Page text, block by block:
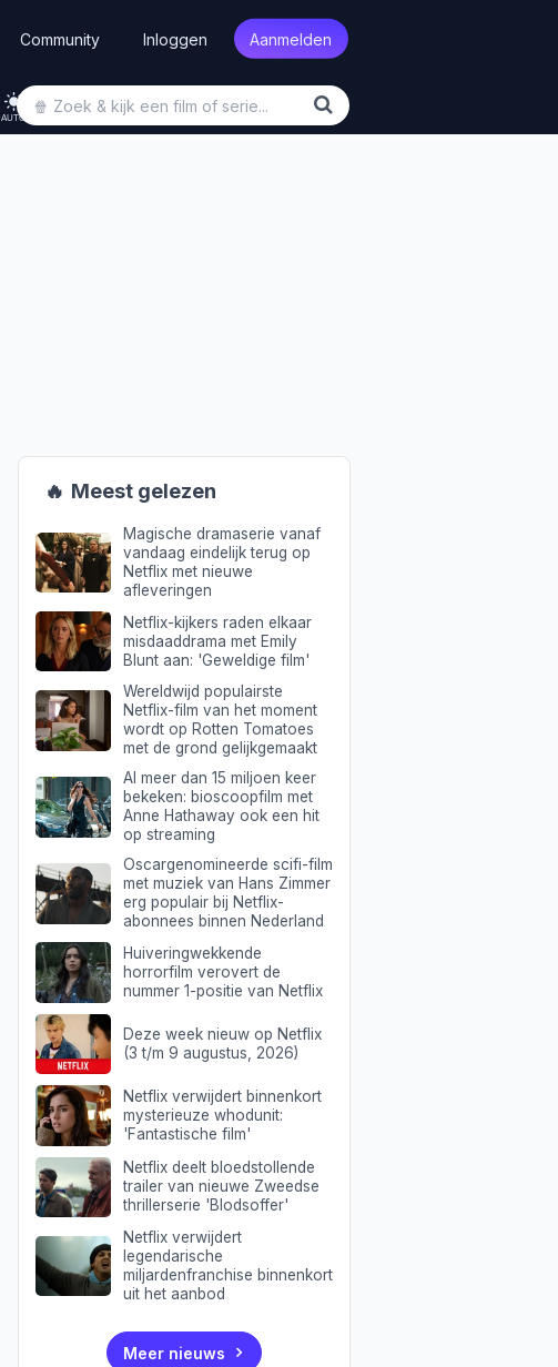
Community Inloggen Aanmelden
AUTO
🔥 Meest gelezen
Magische dramaserie vanaf
vandaag eindelijk terug op
Netflix met nieuwe
afleveringen
Netflix-kijkers raden elkaar
misdaaddrama met Emily
Blunt aan: 'Geweldige film'
Wereldwijd populairste
Netflix-film van het moment
wordt op Rotten Tomatoes
met de grond gelijkgemaakt
Al meer dan 15 miljoen keer
bekeken: bioscoopfilm met
Anne Hathaway ook een hit
op streaming
Oscargenomineerde scifi-film
met muziek van Hans Zimmer
erg populair bij Netflix-
abonnees binnen Nederland
Huiveringwekkende
horrorfilm verovert de
nummer 1-positie van Netflix
Deze week nieuw op Netflix
(3 t/m 9 augustus, 2026)
Netflix verwijdert binnenkort
mysterieuze whodunit:
'Fantastische film'
Netflix deelt bloedstollende
trailer van nieuwe Zweedse
thrillerserie 'Blodsoffer'
Netflix verwijdert
legendarische
miljardenfranchise binnenkort
uit het aanbod
Meer nieuws